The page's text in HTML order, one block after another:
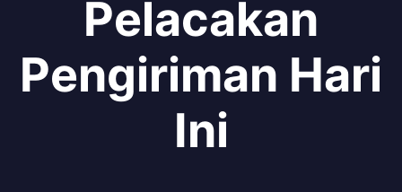
Pelacakan
Pengiriman Hari
Ini